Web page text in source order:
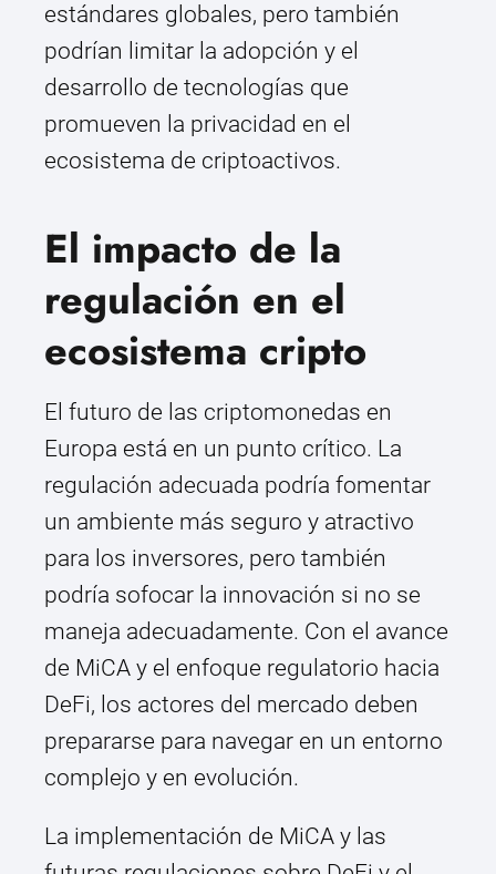
estándares globales, pero también
podrían limitar la adopción y el
desarrollo de tecnologías que
promueven la privacidad en el
ecosistema de criptoactivos.
El impacto de la
regulación en el
ecosistema cripto
El futuro de las criptomonedas en
Europa está en un punto crítico. La
regulación adecuada podría fomentar
un ambiente más seguro y atractivo
para los inversores, pero también
podría sofocar la innovación si no se
maneja adecuadamente. Con el avance
de MiCA y el enfoque regulatorio hacia
DeFi, los actores del mercado deben
prepararse para navegar en un entorno
complejo y en evolución.
La implementación de MiCA y las